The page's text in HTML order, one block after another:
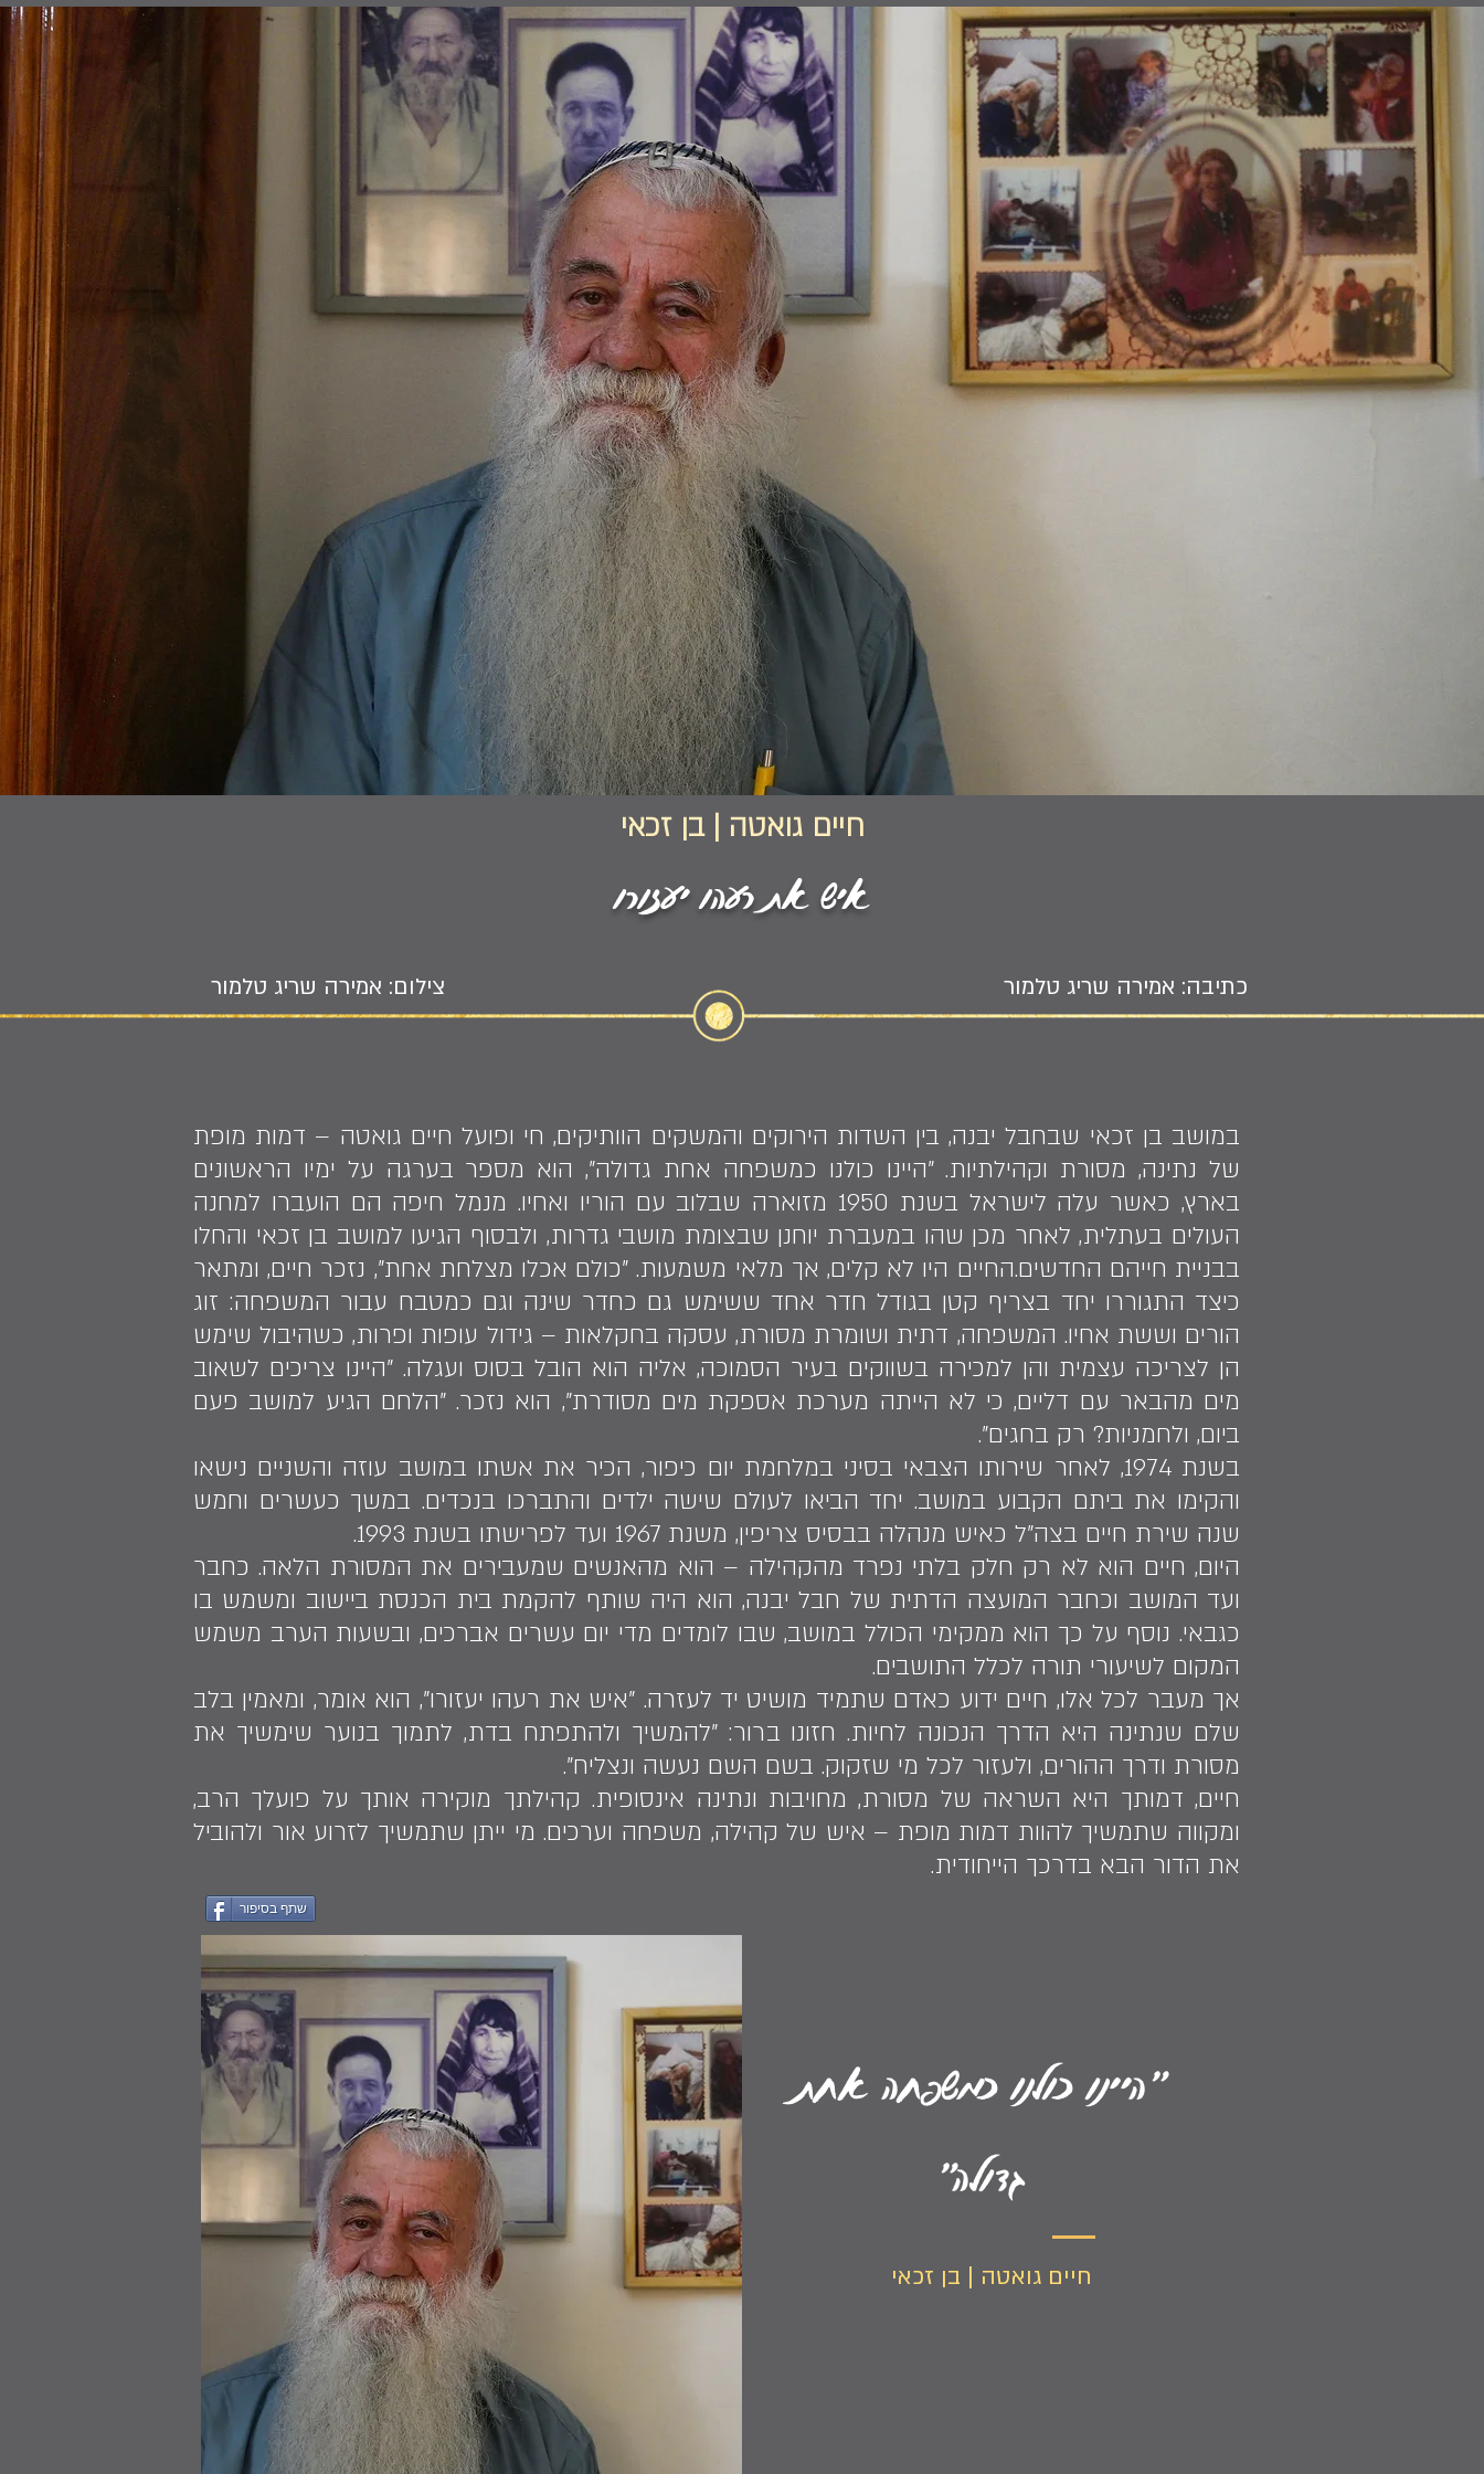
חיים גואטה | בן זכאי
איש את רעהו יעזורו
כתיבה: אמירה שריג טלמור צילום: אמירה שריג טלמור
במושב בן זכאי שבחבל יבנה, בין השדות הירוקים והמשקים הוותיקים, חי ופועל חיים גואטה – דמות מופת
של נתינה, מסורת וקהילתיות. "היינו כולנו כמשפחה אחת גדולה", הוא מספר בערגה על ימיו הראשונים
בארץ, כאשר עלה לישראל בשנת 1950 מזוארה שבלוב עם הוריו ואחיו. מנמל חיפה הם הועברו למחנה
העולים בעתלית, לאחר מכן שהו במעברת יוחנן שבצומת מושבי גדרות, ולבסוף הגיעו למושב בן זכאי והחלו
בבניית חייהם החדשים.החיים היו לא קלים, אך מלאי משמעות. "כולם אכלו מצלחת אחת", נזכר חיים, ומתאר
כיצד התגוררו יחד בצריף קטן בגודל חדר אחד ששימש גם כחדר שינה וגם כמטבח עבור המשפחה: זוג
הורים וששת אחיו. המשפחה, דתית ושומרת מסורת, עסקה בחקלאות – גידול עופות ופרות, כשהיבול שימש
הן לצריכה עצמית והן למכירה בשווקים בעיר הסמוכה, אליה הוא הובל בסוס ועגלה. "היינו צריכים לשאוב
מים מהבאר עם דליים, כי לא הייתה מערכת אספקת מים מסודרת", הוא נזכר. "הלחם הגיע למושב פעם
ביום, ולחמניות? רק בחגים".
בשנת 1974, לאחר שירותו הצבאי בסיני במלחמת יום כיפור, הכיר את אשתו במושב עוזה והשניים נישאו
והקימו את ביתם הקבוע במושב. יחד הביאו לעולם שישה ילדים והתברכו בנכדים. במשך כעשרים וחמש
שנה שירת חיים בצה"ל כאיש מנהלה בבסיס צריפין, משנת 1967 ועד לפרישתו בשנת 1993.
היום, חיים הוא לא רק חלק בלתי נפרד מהקהילה – הוא מהאנשים שמעבירים את המסורת הלאה. כחבר
ועד המושב וכחבר המועצה הדתית של חבל יבנה, הוא היה שותף להקמת בית הכנסת ביישוב ומשמש בו
כגבאי. נוסף על כך הוא ממקימי הכולל במושב, שבו לומדים מדי יום עשרים אברכים, ובשעות הערב משמש
המקום לשיעורי תורה לכלל התושבים.
אך מעבר לכל אלו, חיים ידוע כאדם שתמיד מושיט יד לעזרה. "איש את רעהו יעזורו", הוא אומר, ומאמין בלב
שלם שנתינה היא הדרך הנכונה לחיות. חזונו ברור: "להמשיך ולהתפתח בדת, לתמוך בנוער שימשיך את
מסורת ודרך ההורים, ולעזור לכל מי שזקוק. בשם השם נעשה ונצליח".
חיים, דמותך היא השראה של מסורת, מחויבות ונתינה אינסופית. קהילתך מוקירה אותך על פועלך הרב,
ומקווה שתמשיך להוות דמות מופת – איש של קהילה, משפחה וערכים. מי ייתן שתמשיך לזרוע אור ולהוביל
את הדור הבא בדרכך הייחודית.
שתף בסיפור
"היינו כולנו כמשפחה אחת
גדולה"
חיים גואטה | בן זכאי